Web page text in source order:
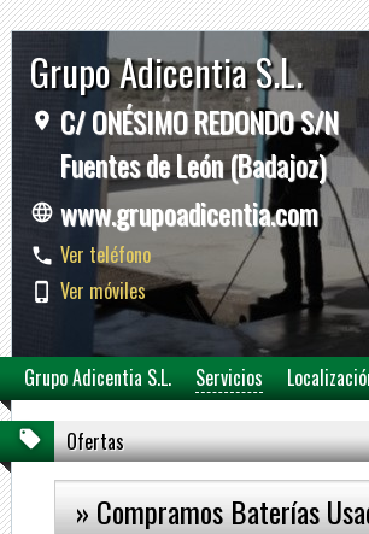
Grupo Adicentia S.L.
C/ ONÉSIMO REDONDO S/N
Fuentes de León (Badajoz)
www.grupoadicentia.com
Ver teléfono
Ver móviles
Grupo Adicentia S.L. Servicios
Ofertas
» Compramos Baterías